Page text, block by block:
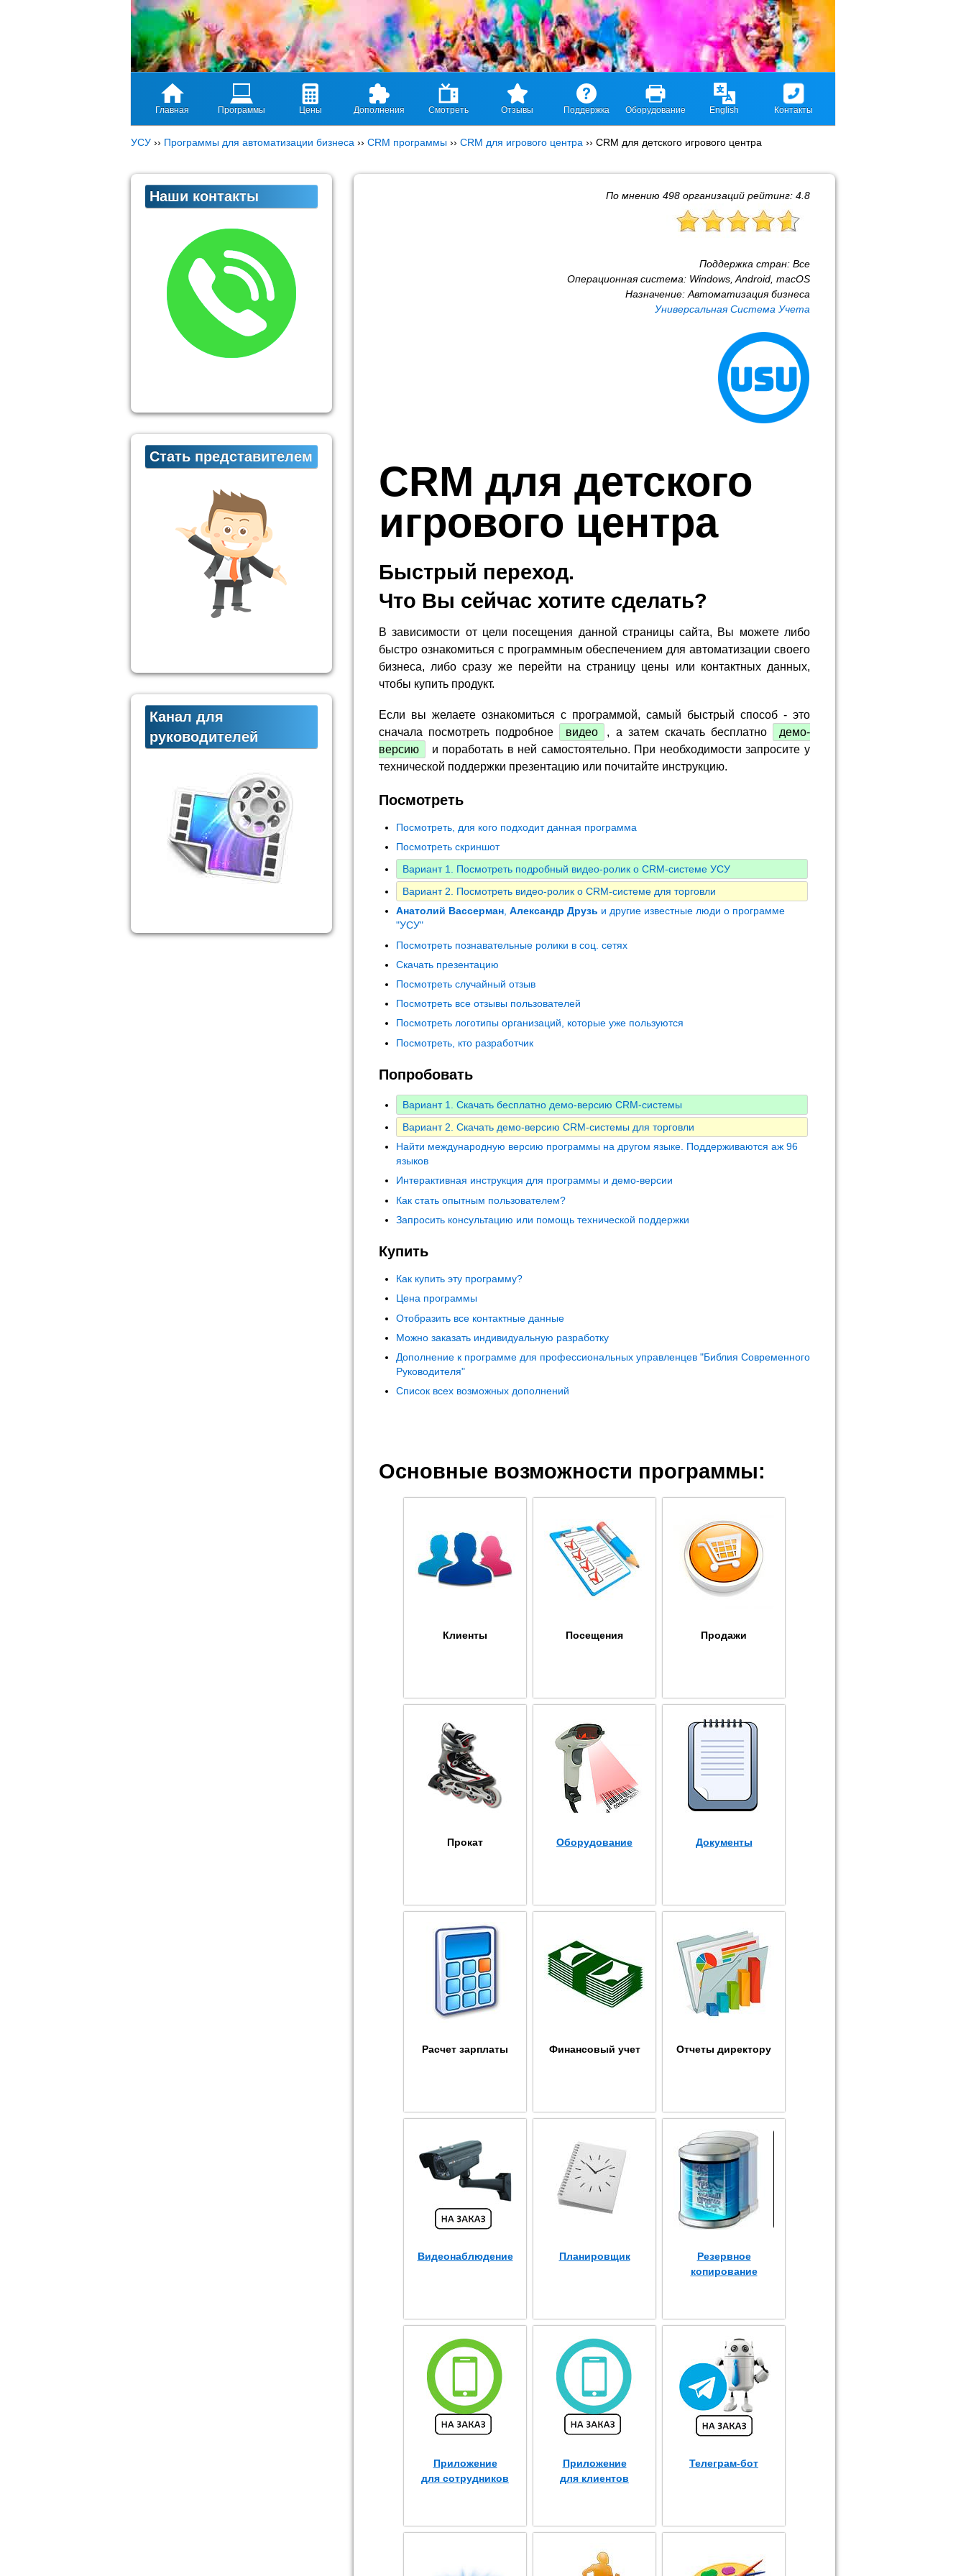
Главная Программы Цены Дополнения Смотреть Отзывы Поддержка Оборудование English Контакты
УСУ ›› Программы для автоматизации бизнеса ›› CRM программы ›› CRM для игрового центра ›› CRM для детского игрового центра
По мнению 498 организаций рейтинг: 4.8
Поддержка стран: Все
Операционная система: Windows, Android, macOS
Назначение: Автоматизация бизнеса
Универсальная Система Учета
CRM для детского
игрового центра
Быстрый переход.
Что Вы сейчас хотите сделать?
В зависимости от цели посещения данной страницы сайта, Вы можете либо
быстро ознакомиться с программным обеспечением для автоматизации своего
бизнеса, либо сразу же перейти на страницу цены или контактных данных,
чтобы купить продукт.
Если вы желаете ознакомиться с программой, самый быстрый способ - это
сначала посмотреть подробное
видео , а затем скачать бесплатно
демо-
версию
и поработать в ней самостоятельно. При необходимости запросите у
технической поддержки презентацию или почитайте инструкцию.
Посмотреть
Посмотреть, для кого подходит данная программа
Посмотреть скриншот
Вариант 1. Посмотреть подробный видео-ролик о CRM-системе УСУ
Вариант 2. Посмотреть видео-ролик о CRM-системе для торговли
Анатолий Вассерман, Александр Друзь и другие известные люди о программе
"УСУ"
Посмотреть познавательные ролики в соц. сетях
Скачать презентацию
Посмотреть случайный отзыв
Посмотреть все отзывы пользователей
Посмотреть логотипы организаций, которые уже пользуются
Посмотреть, кто разработчик
Попробовать
Вариант 1. Скачать бесплатно демо-версию CRM-системы
Вариант 2. Скачать демо-версию CRM-системы для торговли
Найти международную версию программы на другом языке. Поддерживаются аж 96
языков
Интерактивная инструкция для программы и демо-версии
Как стать опытным пользователем?
Запросить консультацию или помощь технической поддержки
Купить
Как купить эту программу?
Цена программы
Отобразить все контактные данные
Можно заказать индивидуальную разработку
Дополнение к программе для профессиональных управленцев "Библия Современного
Руководителя"
Список всех возможных дополнений
Основные возможности программы:
Клиенты Посещения Продажи
Прокат Оборудование Документы
Расчет зарплаты Финансовый учет Отчеты директору
Видеонаблюдение Планировщик
Резервное
копирование
Приложение
для сотрудников
Приложение
для клиентов
Телеграм-бот
Наши контакты
Стать представителем
Канал для
руководителей